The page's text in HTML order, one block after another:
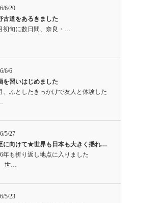
6/20
古道をあるきました
初旬に数日間、奈良・…
6/6
を習いはじめました
、ふとしたきっかけで友人と体験した
5/27
に向けて★世界も日本も大きく揺れ…
年も折り返し地点に入りました
世…
5/23